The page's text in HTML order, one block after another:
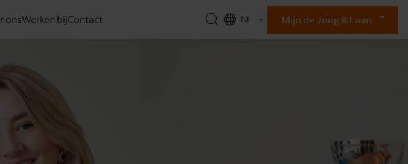
onsWerken bijContact NL Mijn de Jong & Laan